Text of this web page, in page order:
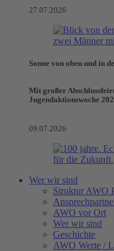
27.07.2026
Sonne von oben und in
Mit großer
Jugendaktionswoche
09.07.2026
Wer wir sind
Struktur AWO
AWO vor Ort
Wer wir sind
Geschichte
AWO Werte /